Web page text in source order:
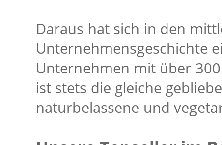
Daraus hat sich in den
Unternehmensgeschichte
Unternehmen mit über
ist stets die gleiche
naturbelassene und